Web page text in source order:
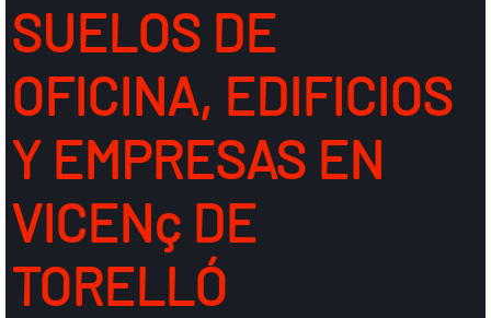
SUELOS DE
OFICINA, EDIFICIOS
Y EMPRESAS EN
VICENç DE
TORELLÓ